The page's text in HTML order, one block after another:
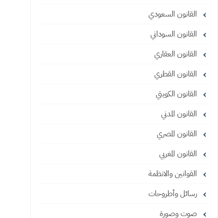
القانون السعودي
القانون السوداني
القانون العقاري
القانون القطري
القانون الكويتي
القانون المدني
القانون المصري
القانون المغربي
القوانين والانظمة
رسائل وأطروحات
صوت وصورة